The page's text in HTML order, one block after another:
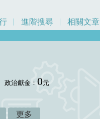
進階搜尋 相關文章
政治獻金：0元
更多